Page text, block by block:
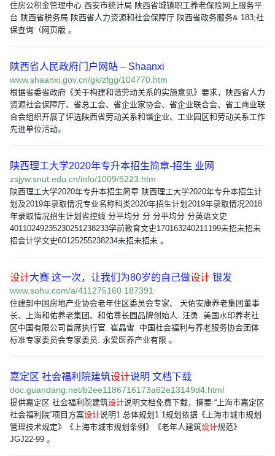
住房公积金管理中心 西安市统计局 陕西省城镇职工养老保险网上服务平
台 陕西省税务局 陕西省人力资源和社会保障厅 陕西省政务服务& 183;社
保查询（网页版 。
陕西省人民政府门户网站 – Shaanxi
www.shaanxi.gov.cn/gk/zfgg/104770.htm
根据省委省政府《关于构建和谐劳动关系的实施意见》要求，陕西省人力
资源社会保障厅、省总工会、省企业家协会、省企业联合会、省工商业联
合会组织开展了评选陕西省劳动关系和谐企业、工业园区和劳动关系工作
先进单位活动。
陕西理工大学2020年专升本招生简章-招生 业网
zsjyw.snut.edu.cn/info/1009/5223.htm
陕西理工大学2020年专升本招生简章 陕西理工大学2020年专升本招生计
划及2019年录取情况专业名称科类2020年招生计划2019年录取情况2018
年录取情况招生计划省控线 分平均分 分 分平均分 分英语文史
40110249235230251238233学前教育文史170163240211199未招未招未
招会计学文史60125255238234未招未招未 。
设计大赛 这一次，让我们为80岁的自己做设计 银发
www.sohu.com/a/411275160 187391
住建部中国房地产业协会老年住区委员会专家、 天佑安康养老集团董事
长、上海和佑养老集团、和佑尊长园品牌创始人. 汪勇. 美国水印养老社
区中国有限公司首席执行官. 崔晶雪. 中国社会福利与养老服务协会团体
标准专家委员会专家委员. 永爱医养产业有限 。
嘉定区 社会福利院建筑设计说明 文档下载
doc.guandang.net/b2ee1186716173a62e13149d4.html
提供嘉定区 社会福利院建筑设计说明文档免费下载，摘要:“上海市嘉定区
社会福利院”项目方案设计说明1.总体规划1.1规划依据《上海市城市规划
管理技术规定》《上海市城市规划条例》《老年人建筑设计规范》
JGJ22-99 。